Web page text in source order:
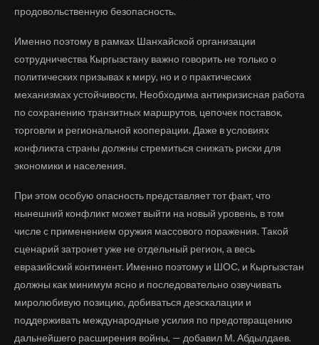
продовольственную безопасность.
Именно поэтому в рамках Шанхайской организации
сотрудничества Кыргызстану важно говорить не только о
политических призывах к миру, но и о практических
механизмах устойчивости. Необходима антикризисная работа
по сохранению транзитных маршрутов, цепочек поставок,
торговли и региональной кооперации. Даже в условиях
конфликта страны должны стремиться снижать риски для
экономики и населения.
При этом особую опасность представляет тот факт, что
нынешний конфликт может выйти на новый уровень, в том
числе с применением оружия массового поражения. Такой
сценарий затронет уже не отдельный регион, а весь
евразийский континент. Именно поэтому и ШОС, и Кыргызстан
должны как минимум ясно и последовательно озвучивать
миролюбивую позицию, добиваться деэскалации и
поддерживать международные усилия по предотвращению
дальнейшего расширения войны, — добавил М. Абдылдаев.